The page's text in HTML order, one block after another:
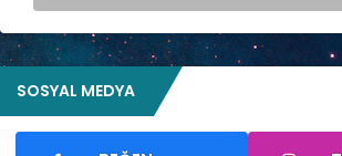
SOSYAL MEDYA